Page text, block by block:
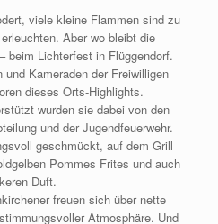
viele kleine Flammen sind zu
Aber wo bleibt die
beim Lichterfest in Flüggendorf.
Kameraden der Freiwilligen
dieses Orts-Highlights.
wurden sie dabei von den
und der Jugendfeuerwehr.
geschmückt, auf dem Grill
Pommes Frites und auch
Duft.
freuen sich über nette
Atmosphäre. Und